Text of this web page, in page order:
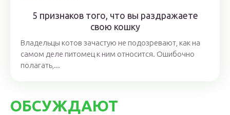
5 признаков того, что вы раздражаете
свою кошку
Владельцы котов зачастую не подозревают, как на
самом деле питомец к ним относится. Ошибочно
полагать,...
ОБСУЖДАЮТ